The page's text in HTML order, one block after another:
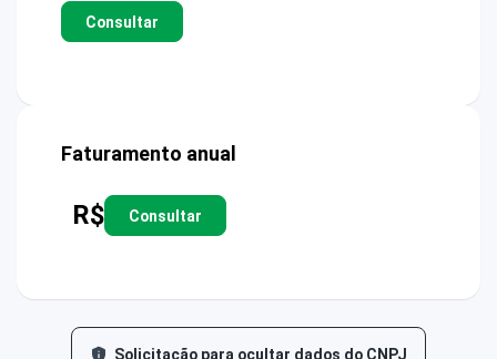
Consultar
Faturamento anual
R$ Consultar
Solicitação para ocultar dados do CNPJ